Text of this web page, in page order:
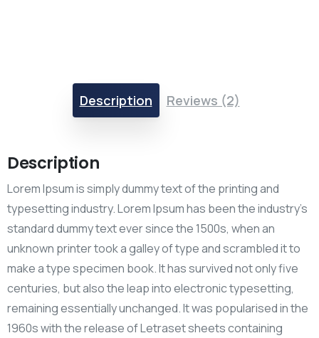
Description Reviews (2)
Description
Lorem Ipsum is simply dummy text of the printing and
typesetting industry. Lorem Ipsum has been the industry’s
standard dummy text ever since the 1500s, when an
unknown printer took a galley of type and scrambled it to
make a type specimen book. It has survived not only five
centuries, but also the leap into electronic typesetting,
remaining essentially unchanged. It was popularised in the
1960s with the release of Letraset sheets containing